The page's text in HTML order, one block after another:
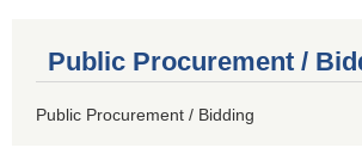
Public Procurement /
Public Procurement / Bidding